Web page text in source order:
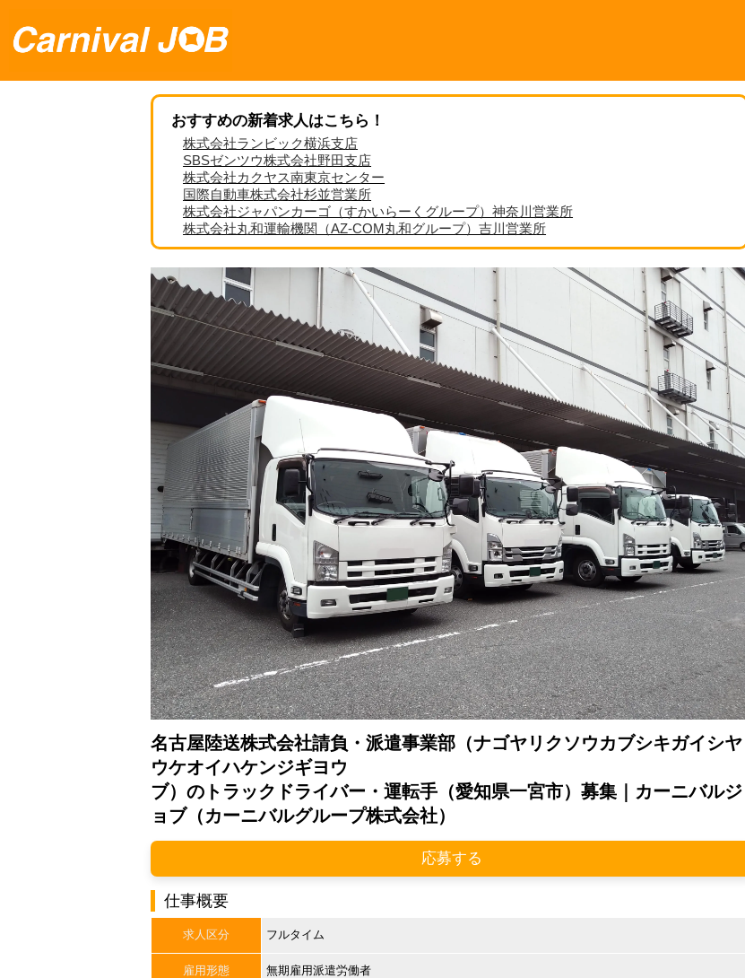
おすすめの新着求人はこちら！
株式会社ランビック横浜支店
SBSゼンツウ株式会社野田支店
株式会社カクヤス南東京センター
国際自動車株式会社杉並営業所
株式会社ジャパンカーゴ（すかいらーくグループ）神奈川営業所
株式会社丸和運輸機関（AZ-COM丸和グループ）吉川営業所
名古屋陸送株式会社請負・派遣事業部（ナゴヤリクソウカブシキガイシヤ
ウケオイハケンジギヨウ
ブ）のトラックドライバー・運転手（愛知県一宮市）募集｜カーニバルジ
ョブ（カーニバルグループ株式会社）
応募する
仕事概要
求人区分 フルタイム
雇用形態 無期雇用派遣労働者